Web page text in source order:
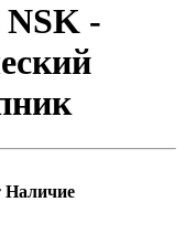
NSK -
Наличие